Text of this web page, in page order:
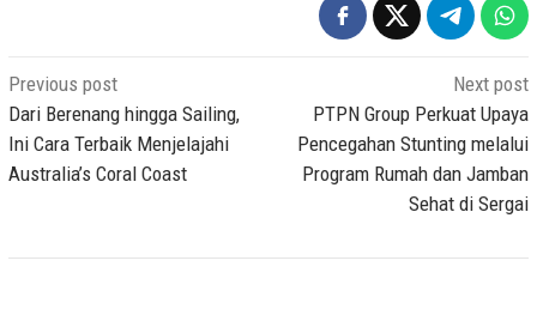
Post
navigation
Previous post
Dari Berenang hingga Sailing,
Ini Cara Terbaik Menjelajahi
Australia’s Coral Coast
Next post
PTPN Group Perkuat Upaya
Pencegahan Stunting melalui
Program Rumah dan Jamban
Sehat di Sergai